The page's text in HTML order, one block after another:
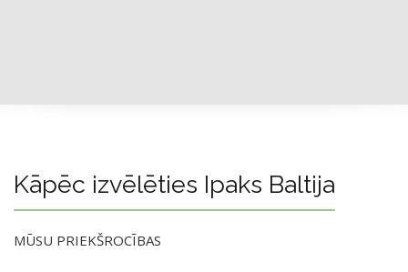
Kāpēc izvēlēties Ipaks Baltija
MŪSU PRIEKŠROCĪBAS